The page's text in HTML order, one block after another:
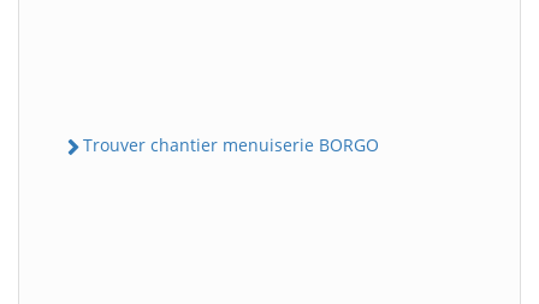
Trouver chantier menuiserie BORGO